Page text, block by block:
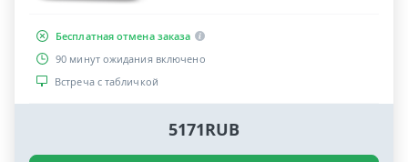
Бесплатная отмена заказа
90 минут ожидания включено
Встреча с табличкой
5171RUB